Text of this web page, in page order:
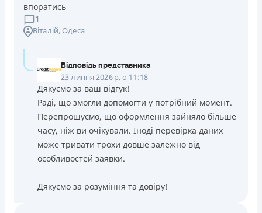
впоратись
1
Віталій, Одеса
Відповідь представника
23 липня 2026 р. о 11:18
Дякуємо за ваш відгук!
Раді, що змогли допомогти у потрібний момент.
Перепрошуємо, що оформлення зайняло більше
часу, ніж ви очікували. Іноді перевірка даних
може тривати трохи довше залежно від
особливостей заявки.
Дякуємо за розуміння та довіру!